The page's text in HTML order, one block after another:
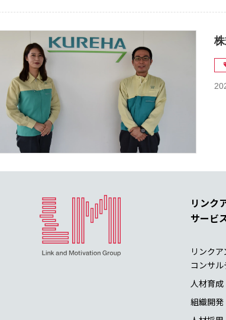
リンク
サービ
リンク
コンサ
人材育成
組織開発